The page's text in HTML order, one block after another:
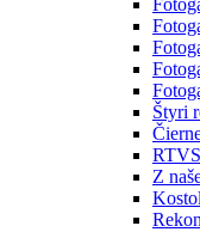
Štyri
Z